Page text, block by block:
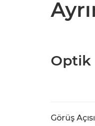
Optik
Görüş